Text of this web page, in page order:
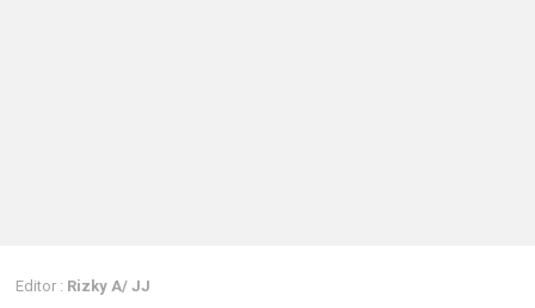
Editor : Rizky A/ JJ